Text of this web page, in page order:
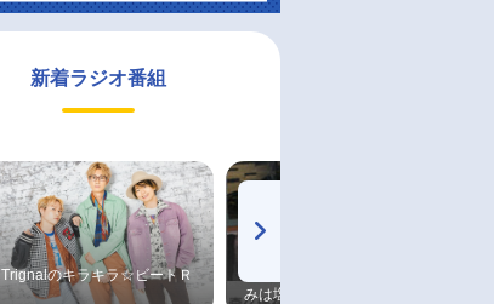
新着ラジオ番組
Trignalのキラキラ☆ビートＲ
みは塩だけ